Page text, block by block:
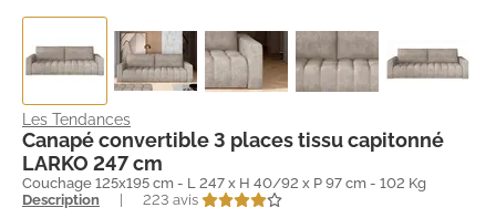
Les Tendances
Canapé convertible 3 places tissu capitonné
LARKO 247 cm
Couchage 125x195 cm - L 247 x H 40/92 x P 97 cm - 102 Kg
Description
223 avis